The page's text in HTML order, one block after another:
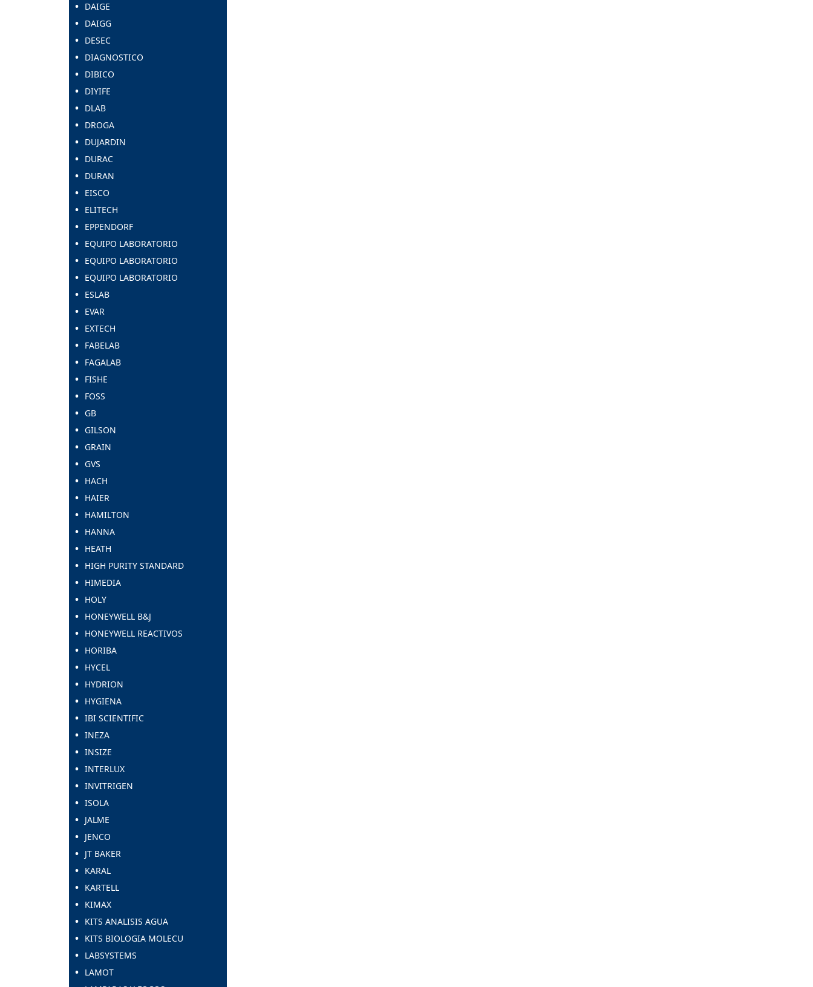
DAIGE
DAIGG
DESEC
DIAGNOSTICO
DIBICO
DIYIFE
DLAB
DROGA
DUJARDIN
DURAC
DURAN
EISCO
ELITECH
EPPENDORF
EQUIPO LABORATORIO
EQUIPO LABORATORIO
EQUIPO LABORATORIO
ESLAB
EVAR
EXTECH
FABELAB
FAGALAB
FISHE
FOSS
GB
GILSON
GRAIN
GVS
HACH
HAIER
HAMILTON
HANNA
HEATH
HIGH PURITY STANDARD
HIMEDIA
HOLY
HONEYWELL B&J
HONEYWELL REACTIVOS
HORIBA
HYCEL
HYDRION
HYGIENA
IBI SCIENTIFIC
INEZA
INSIZE
INTERLUX
INVITRIGEN
ISOLA
JALME
JENCO
JT BAKER
KARAL
KARTELL
KIMAX
KITS ANALISIS AGUA
KITS BIOLOGIA MOLECU
LABSYSTEMS
LAMOT